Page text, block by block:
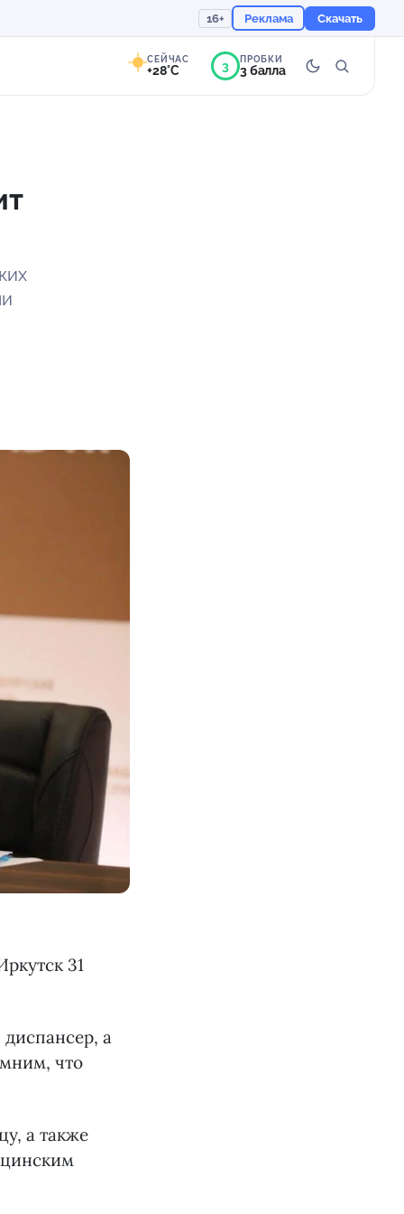
16+ Реклама Скачать
СЕЙЧАС
+28°C 3 ПРОБКИ
3 балла
31
а
что
а также